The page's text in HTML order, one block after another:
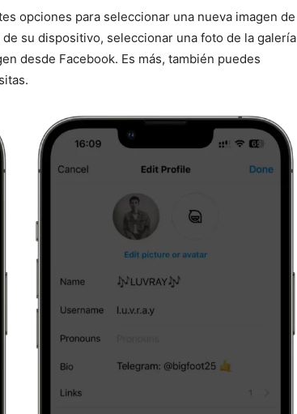
opciones para seleccionar una nueva imagen de
su dispositivo, seleccionar una foto de la galería
desde Facebook. Es más, también puedes